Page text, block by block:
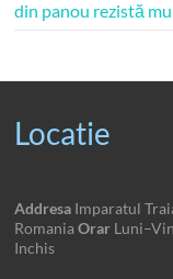
din panou rezistă
Locatie
Addresa Imparatul
RomaniaOrar
Inchis